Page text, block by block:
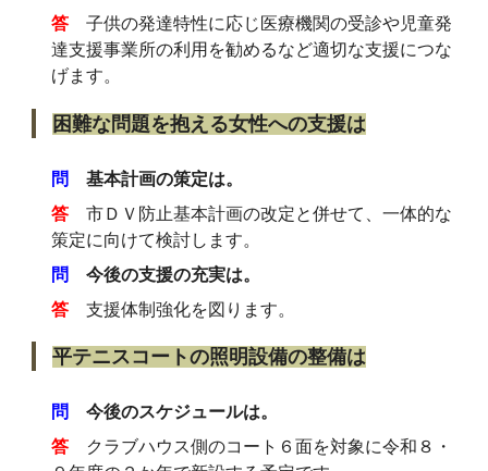
答
子供の発達特性に応じ医療機関の受診や児童発
達支援事業所の利用を勧めるなど適切な支援につな
げます。
困難な問題を抱える女性への支援は
問
基本計画の策定は。
答
市ＤＶ防止基本計画の改定と併せて、一体的な
策定に向けて検討します。
問
今後の支援の充実は。
答
支援体制強化を図ります。
平テニスコートの照明設備の整備は
問
今後のスケジュールは。
答
クラブハウス側のコート６面を対象に令和８・